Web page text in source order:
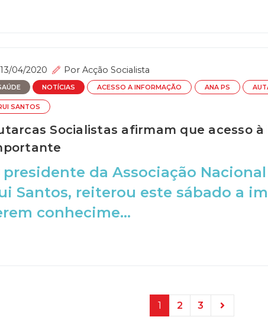
13/04/2020 Por Acção Socialista
NOTÍCIAS ACESSO A INFORMAÇÃO ANA PS
SANTOS
Socialistas afirmam que acesso
presidente da Associação Nacional
Santos, reiterou este sábado a
conhecime...
1 2 3